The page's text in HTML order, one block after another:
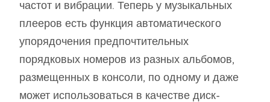
частот и вибрации. Теперь у музыкальных
плееров есть функция автоматического
упорядочения предпочтительных
порядковых номеров из разных альбомов,
размещенных в консоли, по одному и даже
может использоваться в качестве диск-